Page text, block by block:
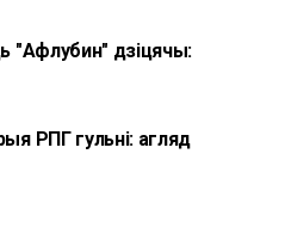
"Афлубин" дзіцячы:
РПГ гульні: агляд